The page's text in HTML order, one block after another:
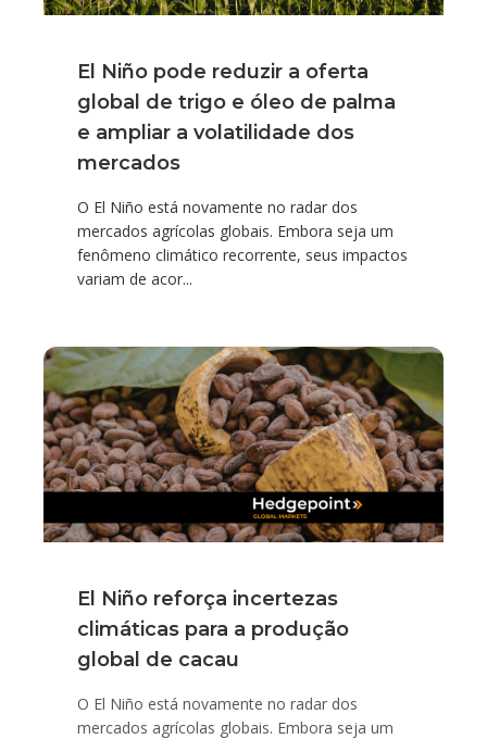
El Niño pode reduzir a oferta
global de trigo e óleo de palma
e ampliar a volatilidade dos
mercados
O El Niño está novamente no radar dos
mercados agrícolas globais. Embora seja um
fenômeno climático recorrente, seus impactos
variam de acor...
El Niño reforça incertezas
climáticas para a produção
global de cacau
O El Niño está novamente no radar dos
mercados agrícolas globais. Embora seja um